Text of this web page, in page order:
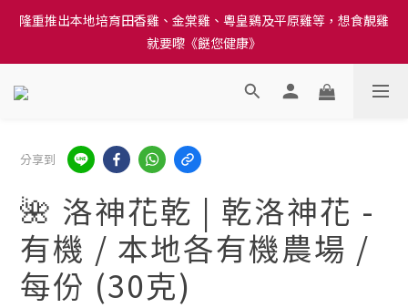
訂單結帳注意事項：送貨方法中選擇區域 - 然後當填寫地址時, 請
小心選擇分區及區域, 因資料錯誤會影響前往結帳
隆重推出本地培育田香雞、金棠雞、粵皇鷄及平原雞等，想食靚雞
就要嚟《餸您健康》
小心選擇分區及區域, 因資料錯誤會影響前往結帳
分享到
🌺 洛神花乾 | 乾洛神花 -
有機 / 本地各有機農場 /
每份 (30克)